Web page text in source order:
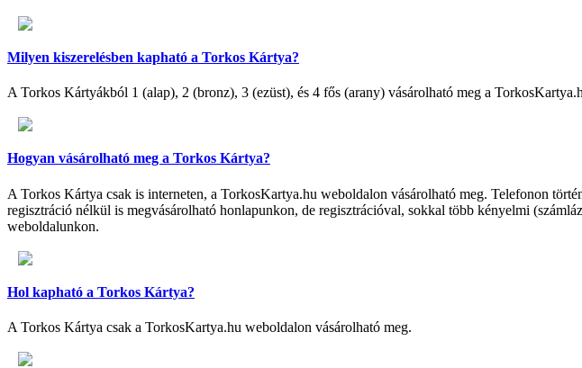
Milyen kiszerelésben kapható a Torkos Kártya?
A Torkos Kártyákból 1 (alap), 2 (bronz), 3 (ezüst), és 4 fős (arany) vásárolható meg a
Hogyan vásárolható meg a Torkos Kártya?
A Torkos Kártya csak is interneten, a TorkosKartya.hu weboldalon vásárolható meg. Telefonon
regisztráció nélkül is megvásárolható honlapunkon, de regisztrációval, sokkal több kényelmi
weboldalunkon.
Hol kapható a Torkos Kártya?
A Torkos Kártya csak a TorkosKartya.hu weboldalon vásárolható meg.